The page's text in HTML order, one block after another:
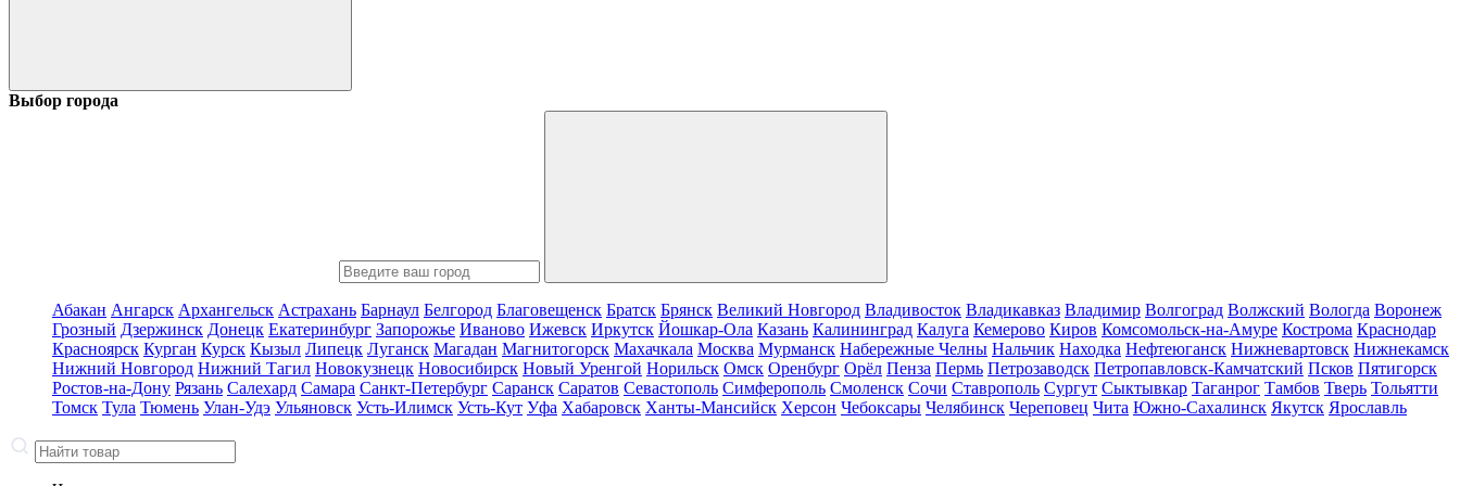
Выбор города
Абакан Ангарск Архангельск Астрахань Барнаул Белгород Благовещенск Братск Брянск Великий Новгород Владивосток Владикавказ Владимир Волгоград Волжский Вологда Воронеж
Грозный Дзержинск Донецк Екатеринбург Запорожье Иваново Ижевск Иркутск Йошкар-Ола Казань Калининград Калуга Кемерово Киров Комсомольск-на-Амуре Кострома Краснодар
Красноярск Курган Курск Кызыл Липецк Луганск Магадан Магнитогорск Махачкала Москва Мурманск Набережные Челны Нальчик Находка Нефтеюганск Нижневартовск Нижнекамск
Нижний Новгород Нижний Тагил Новокузнецк Новосибирск Новый Уренгой Норильск Омск Оренбург Орёл Пенза Пермь Петрозаводск Петропавловск-Камчатский Псков Пятигорск
Ростов-на-Дону Рязань Салехард Самара Санкт-Петербург Саранск Саратов Севастополь Симферополь Смоленск Сочи Ставрополь Сургут Сыктывкар Таганрог Тамбов Тверь Тольятти
Томск Тула Тюмень Улан-Удэ Ульяновск Усть-Илимск Усть-Кут Уфа Хабаровск Ханты-Мансийск Херсон Чебоксары Челябинск Череповец Чита Южно-Сахалинск Якутск Ярославль